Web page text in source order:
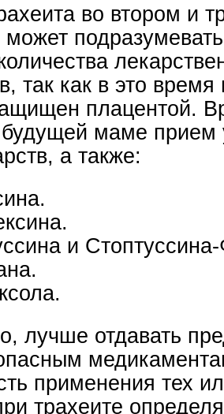
во втором и
может
так как в это
плацентой.
будущей маме прием
а также:
и
лучше отдавать
применения тех
трахеите